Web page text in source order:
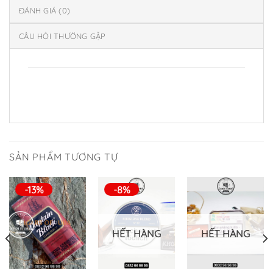
ĐÁNH GIÁ (0)
CÂU HỎI THƯỜNG GẶP
SẢN PHẨM TƯƠNG TỰ
-13% -8%
HẾT HÀNG HẾT HÀNG